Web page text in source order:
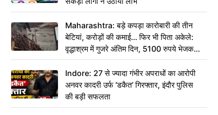
Maharashtra: बड़े कपड़ा कारोबारी की तीन
बेटियां, करोड़ों की कमाई… फिर भी पिता अकेले:
वृद्धाश्रम में गुजरे अंतिम दिन, 5100 रुपये भेजकर
कहा– अंतिम संस्कार कर दीजिए हम नहीं आ पाएंगे
Indore: 27 से ज्यादा गंभीर अपराधों का आरोपी
अनवर कादरी उर्फ ‘डकैत’ गिरफ्तार, इंदौर पुलिस
की बड़ी सफलता